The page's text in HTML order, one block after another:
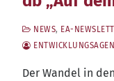
NEWS, EA-
Der Wan­del in